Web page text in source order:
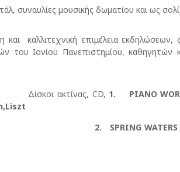
συναυλίες μουσικής δωματίου και ως
επιμέλεια εκδηλώσεων,
του Ιονίου Πανεπιστημίου, καθηγητών
ακτίνας, CD, 1. PIANO
2.
SPRING WATERS